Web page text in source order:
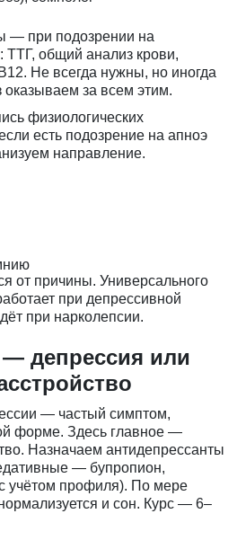
— при подозрении на
ТТГ, общий анализ крови,
Не всегда нужны, но иногда
оказываем за всем этим.
физиологических
есть подозрение на апноэ
направление.
от причины. Универсального
при депрессивной
при нарколепсии.
депрессия или
— частый симптом,
форме. Здесь главное —
Назначаем антидепрессанты
— бупропион,
профиля). По мере
и сон. Курс — 6–